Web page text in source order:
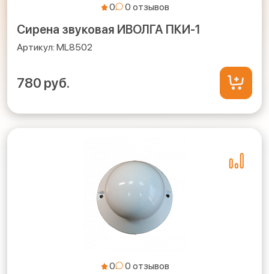
0
Сирена звуковая ИВОЛГА ПКИ-1
ML8502
780 руб.
0